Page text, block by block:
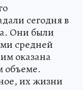
сегодня в
Они были
средней
оказана
объеме.
их жизни